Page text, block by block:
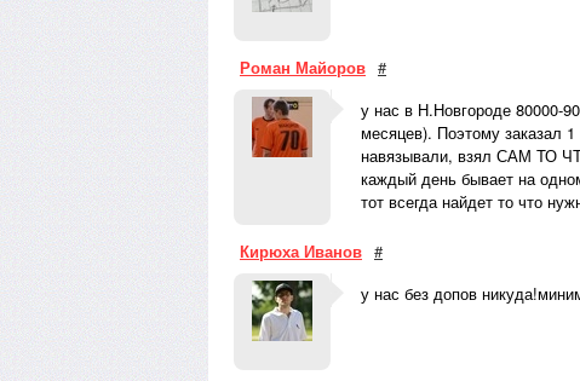
Роман Майоров #
у нас в Н.Новгороде 80000-
месяцев). Поэтому заказал
навязывали, взял САМ ТО
каждый день бывает на
тот всегда найдет то что
Кирюха Иванов #
у нас без допов